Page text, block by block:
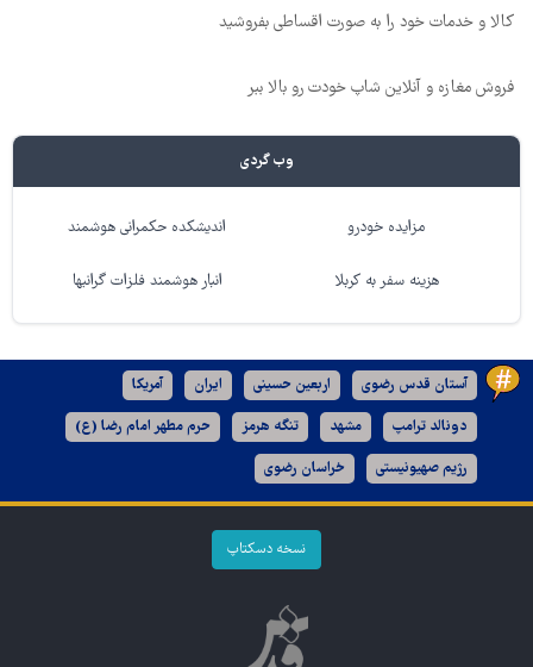
کالا و خدمات خود را به صورت اقساطی بفروشید
فروش مغازه و آنلاین شاپ خودت رو بالا ببر
وب گردی
مزایده خودرو اندیشکده حکمرانی هوشمند
هزینه سفر به کربلا انبار هوشمند فلزات گرانبها
آستان قدس رضوی اربعین حسینی ایران آمریکا
دونالد ترامپ مشهد تنگه هرمز حرم مطهر امام رضا (ع)
رژیم صهیونیستی خراسان رضوی
نسخه دسکتاپ